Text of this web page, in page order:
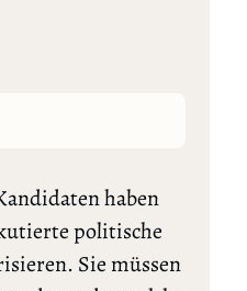
haben
politische
Sie müssen